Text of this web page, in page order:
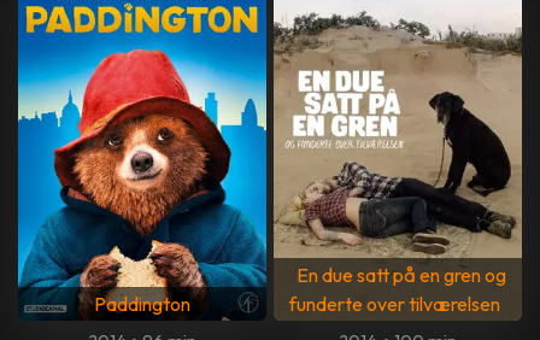
Paddington
En due satt på en gren og
funderte over tilværelsen